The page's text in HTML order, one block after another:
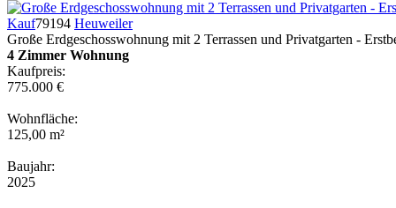
Kauf79194 Heuweiler
Große Erdgeschosswohnung mit 2 Terrassen und Privatgarten -
4 Zimmer Wohnung
Kaufpreis:
775.000 €
Wohnfläche:
125,00 m²
Baujahr:
2025